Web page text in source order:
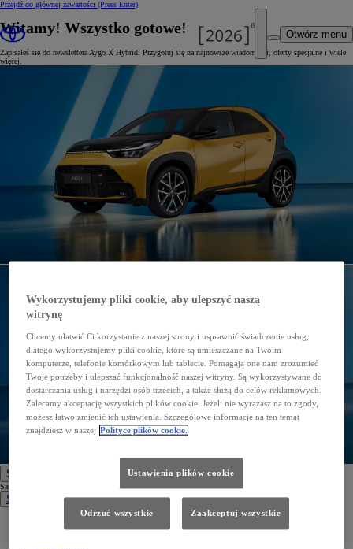
Przejdź do głównej zawartości (Press Enter)
Otwórz menu
Witamy! Wszystko gotowe!
Zapisałeś się do newslettera Aygo X Hybrid. Przygotuj się na najnowsze wiadomości, oferty specjalne i wiele
więcej.
Samochody
Samochody
Samochody osobowe
Wykorzystujemy pliki cookie, aby ulepszyć naszą
witrynę
Chcemy ułatwić Ci korzystanie z naszej strony i usprawnić świadczenie usług,
dlatego wykorzystujemy pliki cookie, które są umieszczane na Twoim
komputerze, telefonie komórkowym lub tablecie. Pomagają one nam zrozumieć
Twoje potrzeby i ulepszać funkcjonalność naszej witryny. Są wykorzystywane do
dostarczania usług i narzędzi osób trzecich, a także służą do celów reklamowych.
Zalecamy akceptację wszystkich plików cookie. Jeżeli nie wyrażasz na to zgody,
możesz łatwo zmienić ich ustawienia. Szczegółowe informacje na ten temat
znajdziesz w naszej Polityce plików cookie.
Ustawienia plików cookie
Odrzuć wszystkie Zaakceptuj wszystkie